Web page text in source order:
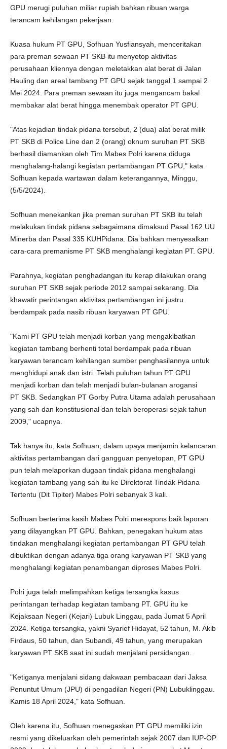
GPU merugi puluhan miliar rupiah bahkan ribuan warga
terancam kehilangan pekerjaan.
Kuasa hukum PT GPU, Sofhuan Yusfiansyah, menceritakan
para preman sewaan PT SKB itu menyetop aktivitas
perusahaan kliennya dengan meletakkan alat berat di Jalan
Hauling dan areal tambang PT GPU sejak tanggal 1 sampai 2
Mei 2024. Para preman sewaan itu juga mengancam bakal
membakar alat berat hingga menembak operator PT GPU.
"Atas kejadian tindak pidana tersebut, 2 (dua) alat berat milik
PT SKB di Police Line dan 2 (orang) oknum suruhan PT SKB
berhasil diamankan oleh Tim Mabes Polri karena diduga
menghalang-halangi kegiatan pertambangan PT GPU," kata
Sofhuan kepada wartawan dalam keterangannya, Minggu,
(5/5/2024).
Sofhuan menekankan jika preman suruhan PT SKB itu telah
melakukan tindak pidana sebagaimana dimaksud Pasal 162 UU
Minerba dan Pasal 335 KUHPidana. Dia bahkan menyesalkan
cara-cara premanisme PT SKB menghalangi kegiatan PT. GPU.
Parahnya, kegiatan penghadangan itu kerap dilakukan orang
suruhan PT SKB sejak periode 2012 sampai sekarang. Dia
khawatir perintangan aktivitas pertambangan ini justru
berdampak pada nasib ribuan karyawan PT GPU.
"Kami PT GPU telah menjadi korban yang mengakibatkan
kegiatan tambang berhenti total berdampak pada ribuan
karyawan terancam kehilangan sumber penghasilannya untuk
menghidupi anak dan istri. Telah puluhan tahun PT GPU
menjadi korban dan telah menjadi bulan-bulanan arogansi
PT SKB. Sedangkan PT Gorby Putra Utama adalah perusahaan
yang sah dan konstitusional dan telah beroperasi sejak tahun
2009," ucapnya.
Tak hanya itu, kata Sofhuan, dalam upaya menjamin kelancaran
aktivitas pertambangan dari gangguan penyetopan, PT GPU
pun telah melaporkan dugaan tindak pidana menghalangi
kegiatan tambang yang sah itu ke Direktorat Tindak Pidana
Tertentu (Dit Tipiter) Mabes Polri sebanyak 3 kali.
Sofhuan berterima kasih Mabes Polri merespons baik laporan
yang dilayangkan PT GPU. Bahkan, penegakan hukum atas
tindakan menghalangi kegiatan pertambangan PT GPU telah
dibuktikan dengan adanya tiga orang karyawan PT SKB yang
menghalangi kegiatan penambangan diproses Mabes Polri.
Polri juga telah melimpahkan ketiga tersangka kasus
perintangan terhadap kegiatan tambang PT. GPU itu ke
Kejaksaan Negeri (Kejari) Lubuk Linggau, pada Jumat 5 April
2024. Ketiga tersangka, yakni Syarief Hidayat, 52 tahun, M. Akib
Firdaus, 50 tahun, dan Subandi, 49 tahun, yang merupakan
karyawan PT SKB saat ini sudah menjalani persidangan.
"Ketiganya menjalani sidang dakwaan pembacaan dari Jaksa
Penuntut Umum (JPU) di pengadilan Negeri (PN) Lubuklinggau.
Kamis 18 April 2024," kata Sofhuan.
Oleh karena itu, Sofhuan menegaskan PT GPU memiliki izin
resmi yang dikeluarkan oleh pemerintah sejak 2007 dan IUP-OP